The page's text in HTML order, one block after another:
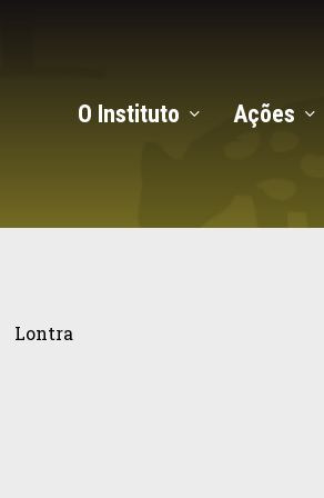
O Instituto Ações
Lontra